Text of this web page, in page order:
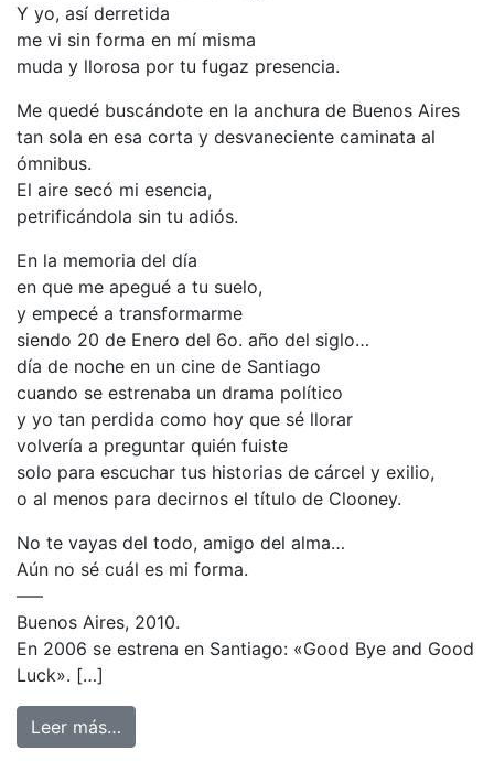
Y yo, así derretida
me vi sin forma en mí misma
muda y llorosa por tu fugaz presencia.
Me quedé buscándote en la anchura de Buenos Aires
tan sola en esa corta y desvaneciente caminata al
ómnibus.
El aire secó mi esencia,
petrificándola sin tu adiós.
En la memoria del día
en que me apegué a tu suelo,
y empecé a transformarme
siendo 20 de Enero del 6o. año del siglo…
día de noche en un cine de Santiago
cuando se estrenaba un drama político
y yo tan perdida como hoy que sé llorar
volvería a preguntar quién fuiste
solo para escuchar tus historias de cárcel y exilio,
o al menos para decirnos el título de Clooney.
No te vayas del todo, amigo del alma…
Aún no sé cuál es mi forma.
—–
Buenos Aires, 2010.
En 2006 se estrena en Santiago: «Good Bye and Good
Luck». […]
Leer más…